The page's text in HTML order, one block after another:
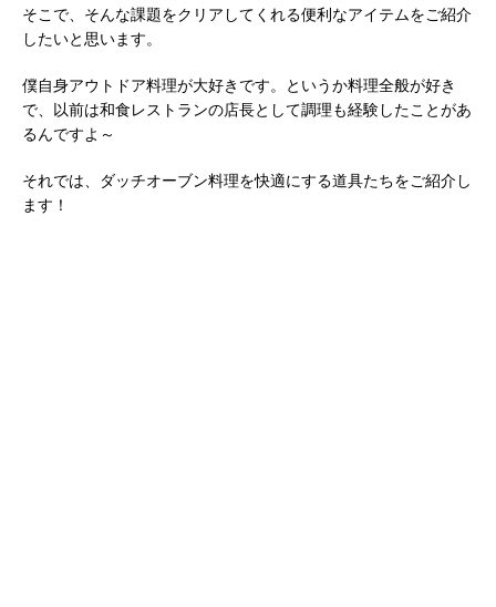
そこで、そんな課題をクリアしてくれる便利なアイテムをご紹介
したいと思います。
僕自身アウトドア料理が大好きです。というか料理全般が好き
で、以前は和食レストランの店長として調理も経験したことがあ
るんですよ～
それでは、ダッチオーブン料理を快適にする道具たちをご紹介し
ます！